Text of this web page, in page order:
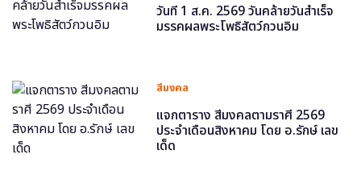
วันที่ 1 ส.ค. 2569 วันคล้ายวันสำเร็จ
มรรคผลพระโพธิสัตว์กวนอิม
สีมงคล
แจกตาราง สีมงคลตามราศี 2569
ประจำเดือนสิงหาคม โดย อ.รักษ์ เลข
เด็ด